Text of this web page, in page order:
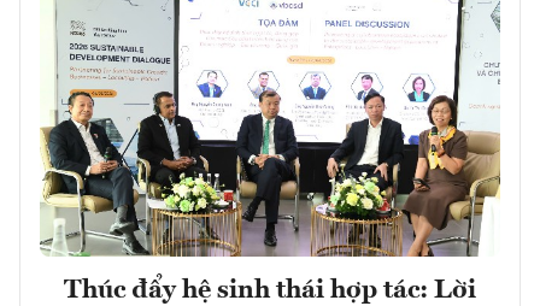
Thúc đẩy hệ sinh thái hợp tác: Lời